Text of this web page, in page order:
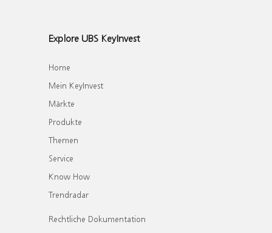
Explore UBS KeyInvest
Home
Mein KeyInvest
Märkte
Produkte
Themen
Service
Know How
Trendradar
Rechtliche Dokumentation